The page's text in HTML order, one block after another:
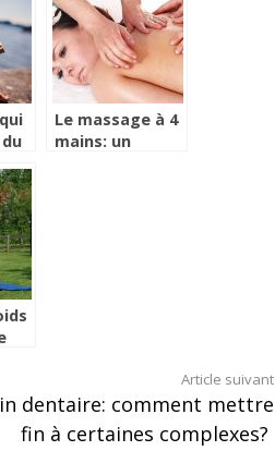
Le massage à 4
mains: un
Article suivant
dentaire: comment mettre
fin à certaines complexes?